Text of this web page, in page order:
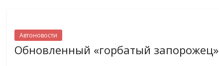
Автоновости
Обновленный «горбатый запорожец»